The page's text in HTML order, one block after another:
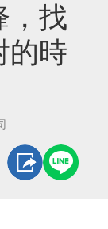
，找
的時